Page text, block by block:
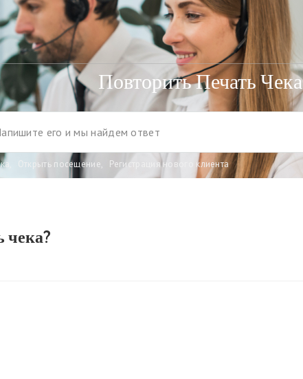
Повторить Печать Чека
Открыть посещение, Регистрация нового клиента
чека?